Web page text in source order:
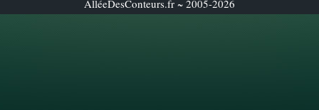
AlléeDesConteurs.fr ~ 2005-2026